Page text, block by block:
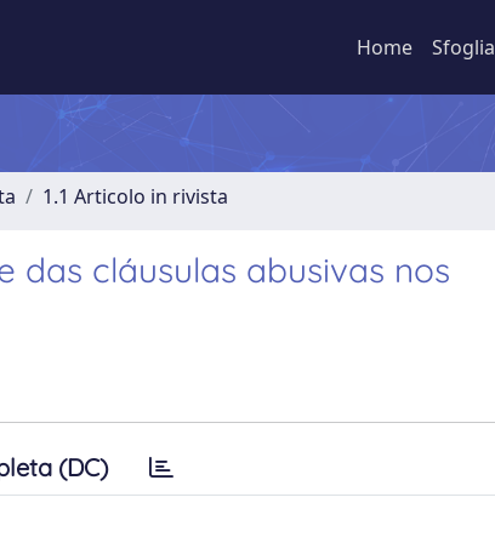
Home Sfoglia
1.1 Articolo in rivista
das cláusulas abusivas nos
(DC)